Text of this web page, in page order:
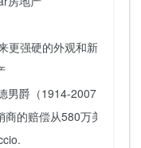
强硬的外观和新的VRS
男爵（1914-2007）
的赔偿从580万美元减